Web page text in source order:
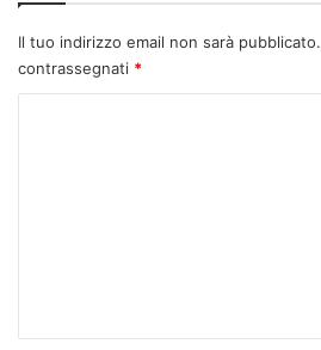
Il tuo indirizzo email non sarà pubblicato.
contrassegnati *